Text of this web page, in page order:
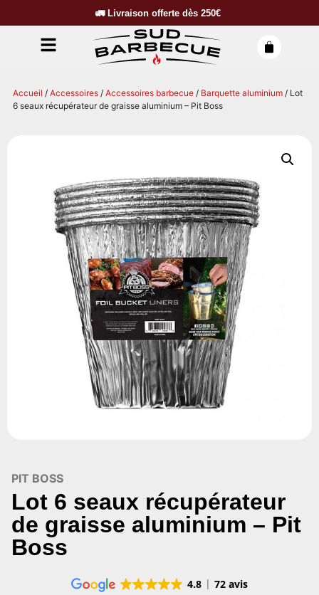
🚛 Livraison offerte dès 250€
Accueil / Accessoires / Accessoires barbecue / Barquette aluminium / Lot
6 seaux récupérateur de graisse aluminium – Pit Boss
PIT BOSS
Lot 6 seaux récupérateur
de graisse aluminium – Pit
Boss
4.8 72 avis